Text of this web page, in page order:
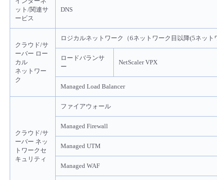
ット/関連サ
ービス
DNS
クラウド/サ
ーバー ロー
カル
ネットワー
ク
ロジカルネットワーク（6ネットワーク目以降(5ネット
ロードバランサ
ー
NetScaler VPX
Managed Load Balancer
クラウド/サ
ーバー ネッ
トワークセ
キュリティ
ファイアウォール
Managed Firewall
Managed UTM
Managed WAF